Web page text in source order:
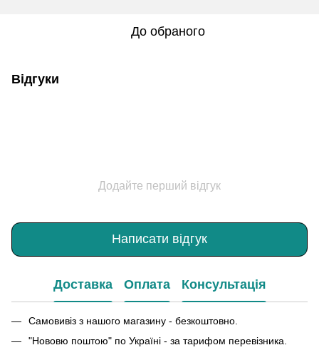
До обраного
Відгуки
Додайте перший відгук
Написати відгук
Доставка Оплата Консультація
Самовивіз з нашого магазину - безкоштовно.
"Нововю поштою" по Україні - за тарифом перевізника.